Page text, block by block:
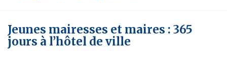
Jeunes mairesses et maires : 365
jours à l’hôtel de ville